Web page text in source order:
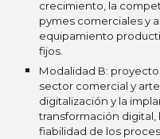
crecimiento, la
pymes comerciales y
equipamiento
fijos.
Modalidad B:
sector comercial y
digitalización y la
transformación digital,
fiabilidad de los